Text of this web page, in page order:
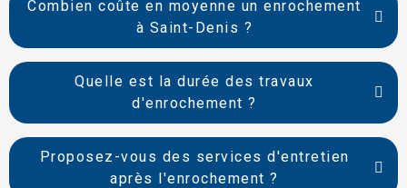
Combien coûte en moyenne un enrochement
à Saint-Denis ?
Quelle est la durée des travaux
d'enrochement ?
Proposez-vous des services d'entretien
après l'enrochement ?